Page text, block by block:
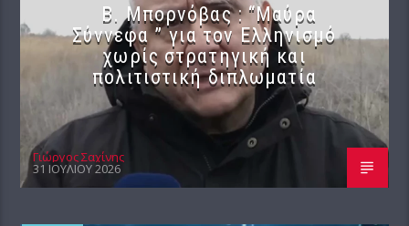
B. Μπορνόβας : “Μαύρα
Σύννεφα ” για τον Ελληνισμό
χωρίς στρατηγική και
πολιτιστική διπλωματία
Γιώργος Σαχίνης
31 ΙΟΥΛΊΟΥ 2026